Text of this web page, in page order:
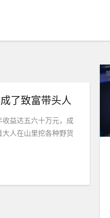
了致富带头人
益达五六十万元，成
人在山里挖各种野货